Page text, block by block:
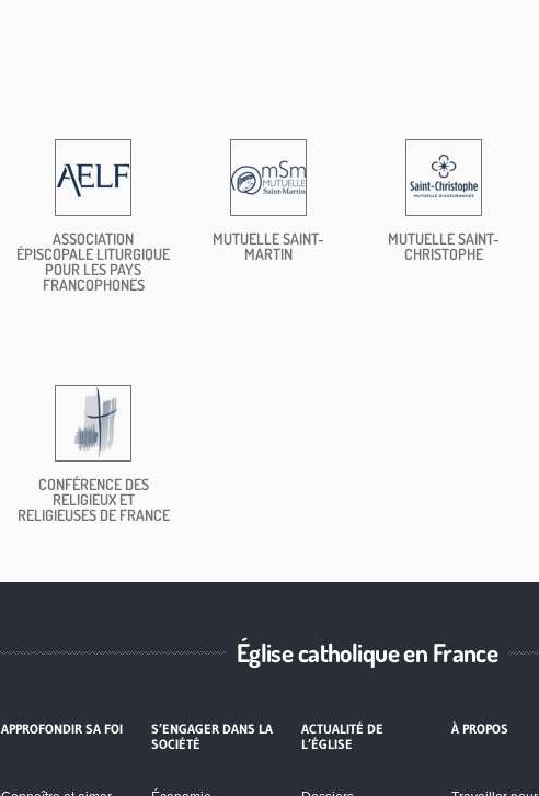
ASSOCIATION
ÉPISCOPALE LITURGIQUE
POUR LES PAYS
FRANCOPHONES
MUTUELLE SAINT-
MARTIN
MUTUELLE SAINT-
CHRISTOPHE
CONFÉRENCE DES
RELIGIEUX ET
RELIGIEUSES DE FRANCE
Église catholique en France
APPROFONDIR SA FOI
S’ENGAGER DANS LA
SOCIÉTÉ
ACTUALITÉ DE
L’ÉGLISE
À PROPOS